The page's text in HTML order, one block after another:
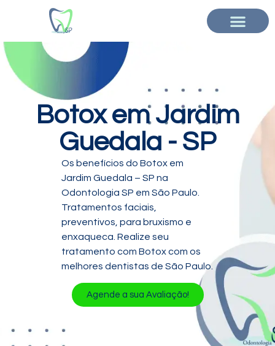
Botox em Jardim
Guedala - SP
Os benefícios do Botox em
Jardim Guedala – SP na
Odontologia SP em São Paulo.
Tratamentos faciais,
preventivos, para bruxismo e
enxaqueca. Realize seu
tratamento com Botox com os
melhores dentistas de São Paulo.
Agende a sua Avaliação!